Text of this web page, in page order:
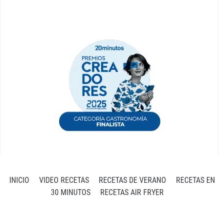
INICIO VIDEO RECETAS RECETAS DE VERANO
RECETAS EN
30 MINUTOS
RECETAS AIR FRYER